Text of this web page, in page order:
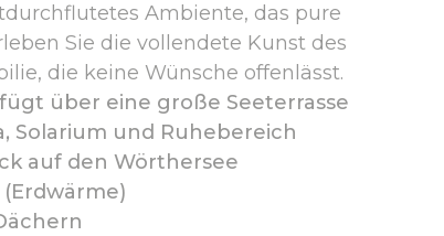
Ambiente, das pure
Sie die vollendete Kunst des
die keine Wünsche offenlässt.
über eine große Seeterrasse
Solarium und Ruhebereich
auf den Wörthersee